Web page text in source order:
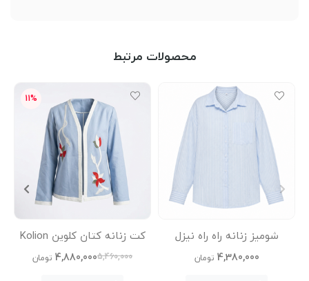
محصولات مرتبط
شومیز زنانه راه راه نیزل
4,380,000 تومان
11%
کت زنانه کتان کلوین Kolion
5,460,000
4,880,000 تومان